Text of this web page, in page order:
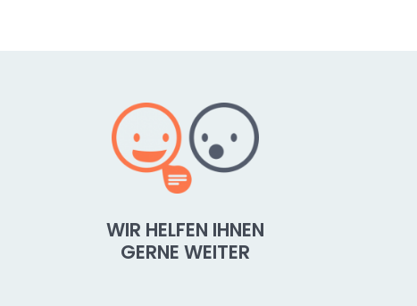
WIR HELFEN IHNEN
GERNE WEITER